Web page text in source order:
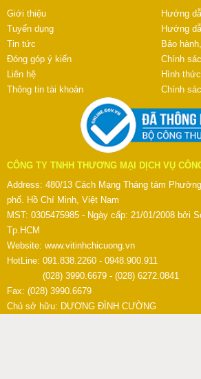
Giới thiệu
Tuyển dụng
Tin tức
Đóng góp ý kiến
Liên hệ
Thông tin tài khoản
Hướng
Hướng
Bảo
Chính
Hình
Chính
CÔNG TY TNHH THƯƠNG MẠI DỊCH VỤ
Address: 480/13 Cách Mạng Tháng tám
phố. Hồ Chí Minh, Việt Nam
MST: 0305475985 - Ngày cấp: 21/01/2008 bởi
Tp.HCM
Website: www.vitinhchicuong.vn
HotLine: 091.838.2260 - 0948.900.911
(028) 3990.6679 - (028) 6272.0841
Fax: (028) 3990.6679
Chủ sở hữu: DƯƠNG ĐÌNH CƯỜNG